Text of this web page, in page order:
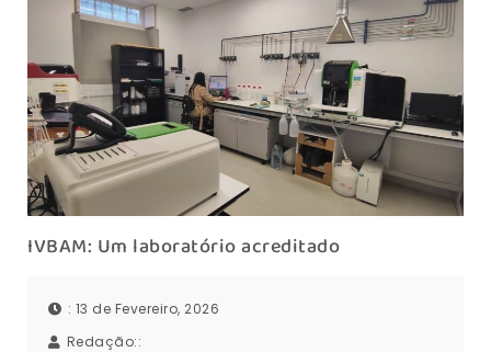
IVBAM: Um laboratório acreditado
: 13 de Fevereiro, 2026
Redação::